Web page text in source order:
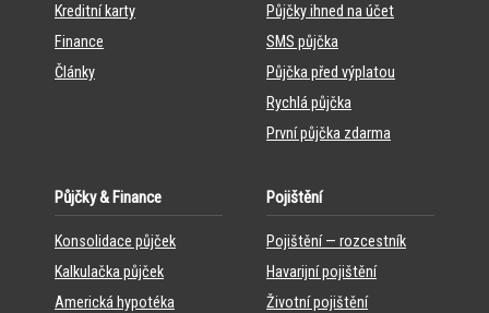
Kreditní karty
Finance
Články
Půjčky ihned na účet
SMS půjčka
Půjčka před výplatou
Rychlá půjčka
První půjčka zdarma
Půjčky & Finance
Konsolidace půjček
Kalkulačka půjček
Americká hypotéka
Pojištění
Pojištění — rozcestník
Havarijní pojištění
Životní pojištění